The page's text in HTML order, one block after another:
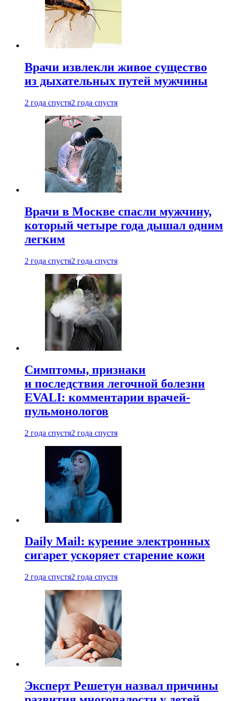
Врачи извлекли живое существо
из дыхательных путей мужчины
2 года спустя2 года спустя
Врачи в Москве спасли мужчину,
который четыре года дышал одним
легким
2 года спустя2 года спустя
Симптомы, признаки
и последствия легочной болезни
EVALI: комментарии врачей-
пульмонологов
2 года спустя2 года спустя
Daily Mail: курение электронных
сигарет ускоряет старение кожи
2 года спустя2 года спустя
Эксперт Решетун назвал причины